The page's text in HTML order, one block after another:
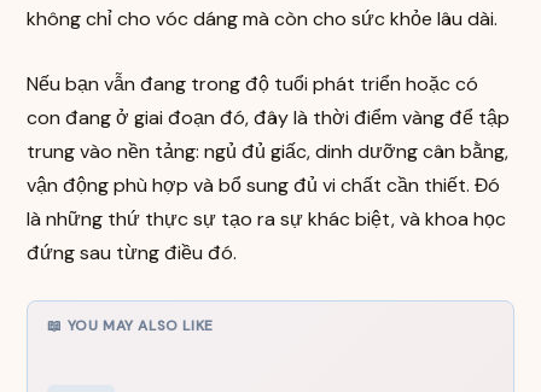
không chỉ cho vóc dáng mà còn cho sức khỏe lâu dài.
Nếu bạn vẫn đang trong độ tuổi phát triển hoặc có
con đang ở giai đoạn đó, đây là thời điểm vàng để tập
trung vào nền tảng: ngủ đủ giấc, dinh dưỡng cân bằng,
vận động phù hợp và bổ sung đủ vi chất cần thiết. Đó
là những thứ thực sự tạo ra sự khác biệt, và khoa học
đứng sau từng điều đó.
📖 YOU MAY ALSO LIKE